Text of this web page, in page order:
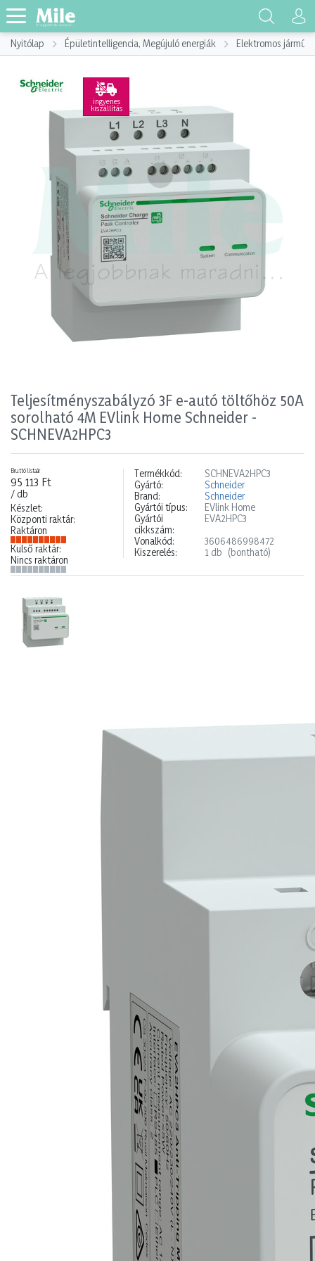
Nyitólap Épületintelligencia, Megújuló energiák Elektromos jármű,
ingyenes
kiszállítás
Teljesítményszabályzó 3F e-autó töltőhöz 50A
sorolható 4M EVlink Home Schneider -
SCHNEVA2HPC3
Bruttó listaár
95 113 Ft
/ db
Készlet:
Központi raktár:
Raktáron
Külső raktár:
Nincs raktáron
Termékkód:
SCHNEVA2HPC3
Gyártó:
Schneider
Brand:
Schneider
Gyártói típus:
EVlink Home
Gyártói
cikkszám:
EVA2HPC3
Vonalkód:
3606486998472
Kiszerelés:
1 db (bontható)